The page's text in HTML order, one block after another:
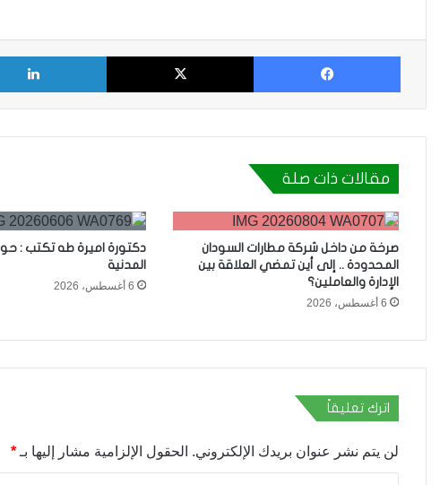
فيسبوك X
مقالات ذات صلة
صرخة من داخل شركة مطارات السودان
المحدودة .. إلى أين تمضي العلاقة بين
الإدارة والعاملين؟
6 أغسطس، 2026
دكتورة اميرة طه تكتب :
المدنية
6 أغسطس، 2026
اترك تعليقاً
لن يتم نشر عنوان بريدك الإلكتروني. الحقول الإلزامية مشار إليها بـ *